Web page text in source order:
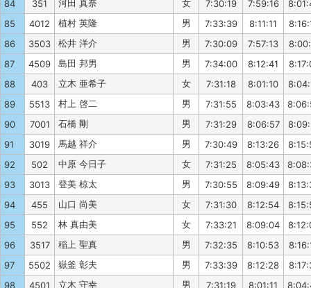
84
351 河田 真奈 女 7:30:19 7:59:16
85
4012 植村 英隆 男 7:33:39 8:11:11
86
3503 松井 洋介 男 7:30:09 7:57:13
87
4509 島田 邦男 男 7:34:00 8:12:41
88
403 立木 亜希子 女 7:31:18 8:01:10
89
5513 村上 啓二 男 7:31:55 8:03:43
90
7001 石橋 剛 男 7:31:29 8:06:57
91
3019 馬越 祥介 男 7:30:49 8:13:26
92
502 中原 今日子 女 7:31:25 8:05:43
93
3013 登美 椋太 男 7:30:55 8:09:49
94
455 山口 尚美 女 7:31:30 8:12:54
95
552 林 真由美 女 7:33:21 8:09:04
96
3517 稲上 聖真 男 7:32:35 8:10:53
97
5502 嶽釜 彰夫 男 7:33:39 8:12:28
98
4501 立木 守幸 男 7:31:19 8:01:11